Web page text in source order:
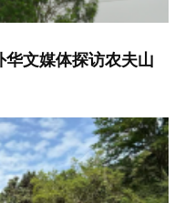
文媒体探访农夫山